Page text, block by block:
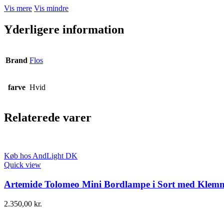
Vis mere Vis mindre
Yderligere information
Brand Flos
farve Hvid
Relaterede varer
Køb hos AndLight DK
Quick view
Artemide Tolomeo Mini Bordlampe i Sort med
2.350,00 kr.